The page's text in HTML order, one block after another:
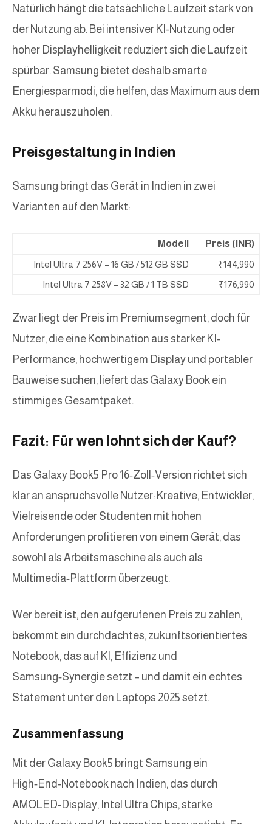
Natürlich hängt die tatsächliche Laufzeit stark von
der Nutzung ab. Bei intensiver KI-Nutzung oder
hoher Displayhelligkeit reduziert sich die Laufzeit
spürbar. Samsung bietet deshalb smarte
Energiesparmodi, die helfen, das Maximum aus dem
Akku herauszuholen.
Preisgestaltung in Indien
Samsung bringt das Gerät in Indien in zwei
Varianten auf den Markt:
Modell
Preis (INR)
Intel Ultra 7 256V – 16 GB / 512 GB SSD
₹144,990
Intel Ultra 7 258V – 32 GB / 1 TB SSD
₹176,990
Zwar liegt der Preis im Premiumsegment, doch für
Nutzer, die eine Kombination aus starker KI-
Performance, hochwertigem Display und portabler
Bauweise suchen, liefert das Galaxy Book ein
stimmiges Gesamtpaket.
Fazit: Für wen lohnt sich der Kauf?
Das Galaxy Book5 Pro 16‑Zoll‑Version richtet sich
klar an anspruchsvolle Nutzer: Kreative, Entwickler,
Vielreisende oder Studenten mit hohen
Anforderungen profitieren von einem Gerät, das
sowohl als Arbeitsmaschine als auch als
Multimedia‑Plattform überzeugt.
Wer bereit ist, den aufgerufenen Preis zu zahlen,
bekommt ein durchdachtes, zukunftsorientiertes
Notebook, das auf KI, Effizienz und
Samsung‑Synergie setzt – und damit ein echtes
Statement unter den Laptops 2025 setzt.
Zusammenfassung
Mit der Galaxy Book5 bringt Samsung ein
High‑End‑Notebook nach Indien, das durch
AMOLED‑Display, Intel Ultra Chips, starke